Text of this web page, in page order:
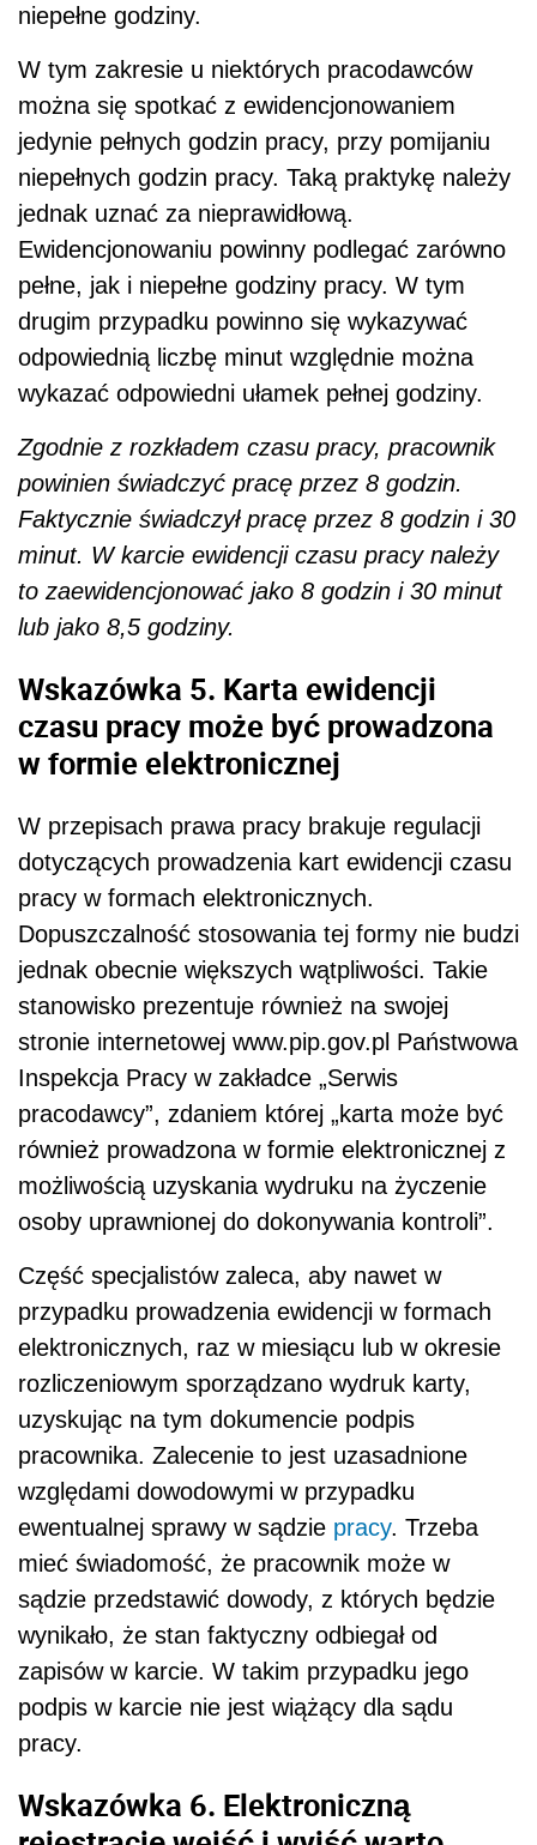
niepełne godziny.
W tym zakresie u niektórych pracodawców
można się spotkać z ewidencjonowaniem
jedynie pełnych godzin pracy, przy pomijaniu
niepełnych godzin pracy. Taką praktykę należy
jednak uznać za nieprawidłową.
Ewidencjonowaniu powinny podlegać zarówno
pełne, jak i niepełne godziny pracy. W tym
drugim przypadku powinno się wykazywać
odpowiednią liczbę minut względnie można
wykazać odpowiedni ułamek pełnej godziny.
Zgodnie z rozkładem czasu pracy, pracownik
powinien świadczyć pracę przez 8 godzin.
Faktycznie świadczył pracę przez 8 godzin i 30
minut. W karcie ewidencji czasu pracy należy
to zaewidencjonować jako 8 godzin i 30 minut
lub jako 8,5 godziny.
Wskazówka 5. Karta ewidencji
czasu pracy może być prowadzona
w formie elektronicznej
W przepisach prawa pracy brakuje regulacji
dotyczących prowadzenia kart ewidencji czasu
pracy w formach elektronicznych.
Dopuszczalność stosowania tej formy nie budzi
jednak obecnie większych wątpliwości. Takie
stanowisko prezentuje również na swojej
stronie internetowej www.pip.gov.pl Państwowa
Inspekcja Pracy w zakładce „Serwis
pracodawcy”, zdaniem której „karta może być
również prowadzona w formie elektronicznej z
możliwością uzyskania wydruku na życzenie
osoby uprawnionej do dokonywania kontroli”.
Część specjalistów zaleca, aby nawet w
przypadku prowadzenia ewidencji w formach
elektronicznych, raz w miesiącu lub w okresie
rozliczeniowym sporządzano wydruk karty,
uzyskując na tym dokumencie podpis
pracownika. Zalecenie to jest uzasadnione
względami dowodowymi w przypadku
ewentualnej sprawy w sądzie pracy. Trzeba
mieć świadomość, że pracownik może w
sądzie przedstawić dowody, z których będzie
wynikało, że stan faktyczny odbiegał od
zapisów w karcie. W takim przypadku jego
podpis w karcie nie jest wiążący dla sądu
pracy.
Wskazówka 6. Elektroniczną